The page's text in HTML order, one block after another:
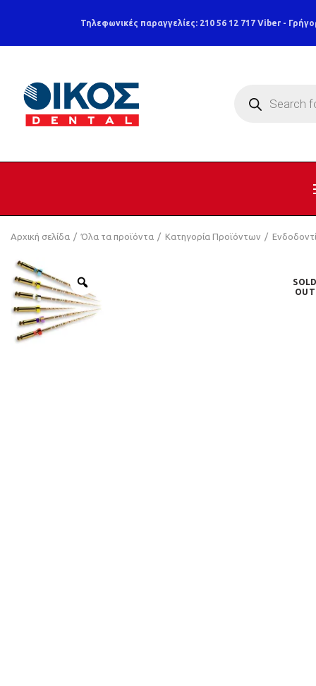
Τηλεφωνικές παραγγελίες: 210 56 12 717 Viber -
search
Αρχική σελίδα Όλα τα προϊόντα Κατηγορία Προϊόντων
OUT